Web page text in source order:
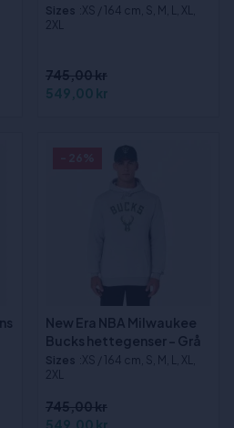
Sizes :XS / 164 cm, S, M, L, XL,
2XL
745,00 kr
549,00 kr
New Era NBA Milwaukee
Bucks hettegenser - Grå
Sizes :XS / 164 cm, S, M, L, XL,
2XL
745,00 kr
549,00 kr